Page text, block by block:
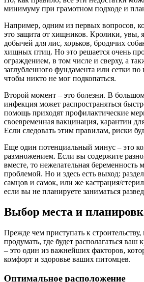
минимуму при грамотном подходе и
Например, одним из первых вопросов,
это защита от хищников. Кролики, увы,
добычей для лис, хорьков, бродячих
хищных птиц. Но это решается очень
ограждением, в том числе и сверху, а
заглубленного фундамента или сетки по
чтобы никто не мог подкопаться.
Второй момент – это болезни. В
инфекция может распространяться
помощь приходят профилактические
своевременная вакцинация, карантин
Если следовать этим правилам, риски
Еще один потенциальный минус – это
размножением. Если вы содержите
вместе, то нежелательная беременность
проблемой. Но и здесь есть выход:
самцов и самок, или же кастрация/
если вы не планируете заниматься
Выбор места и
Прежде чем приступать к
продумать, где будет располагаться
– это один из важнейших факторов,
комфорт и здоровье ваших питомцев.
Оптимальное расположение